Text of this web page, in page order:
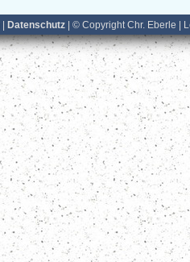
Datenschutz | © Copyright Chr. Eberle |